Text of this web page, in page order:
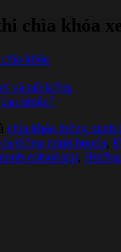
chìa khóa
khóa
và tiết kiệm.
nhiêu?
chìa khóa thông minh
thông minh honda
mitsubishi Hướng